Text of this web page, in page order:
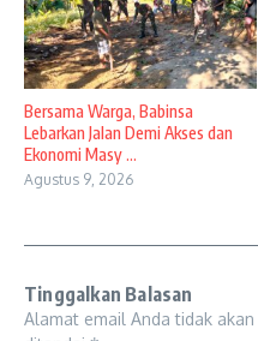
Bersama Warga, Babinsa
Lebarkan Jalan Demi Akses dan
Ekonomi Masy ...
Agustus 9, 2026
Tinggalkan Balasan
Alamat email Anda tidak